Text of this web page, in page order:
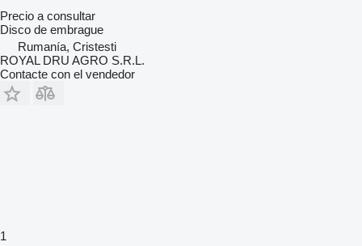
Precio a consultar
Disco de embrague
Rumanía, Cristesti
ROYAL DRU AGRO S.R.L.
Contacte con el vendedor
1